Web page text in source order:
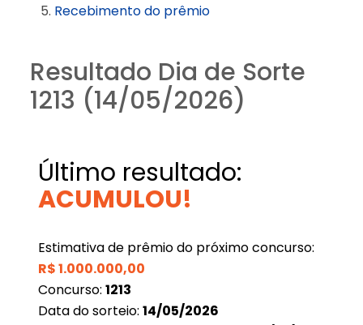
Recebimento do prêmio
Resultado Dia de Sorte
1213 (14/05/2026)
Último resultado:
ACUMULOU!
Estimativa de prêmio do próximo concurso:
R$1.000.000,00
Concurso: 1213
Data do sorteio: 14/05/2026